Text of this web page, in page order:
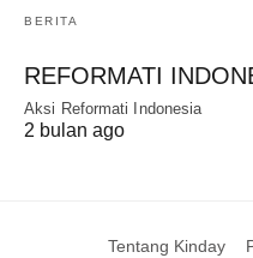
BERITA
REFORMATI
Aksi Reformati Indonesia
2 bulan ago
Tentang Kinday